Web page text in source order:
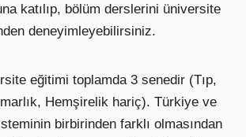
katılıp, bölüm derslerini üniversite
deneyimleyebilirsiniz.
eğitimi toplamda 3 senedir (Tıp,
Hemşirelik hariç). Türkiye ve
birbirinden farklı olmasından